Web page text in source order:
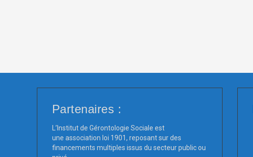
Partenaires :
L’Institut de Gérontologie Sociale est
une association loi 1901, reposant sur des
financements multiples issus du secteur public ou